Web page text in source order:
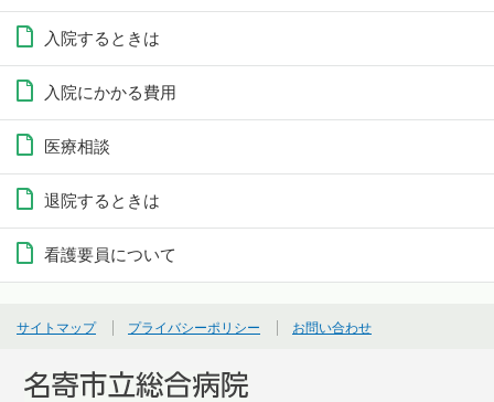
入院するときは
入院にかかる費用
医療相談
退院するときは
看護要員について
サイトマップ プライバシーポリシー お問い合わせ